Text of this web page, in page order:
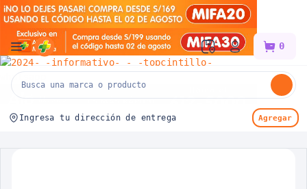
Mifarma 0
Ingresa tu dirección de entrega Agregar